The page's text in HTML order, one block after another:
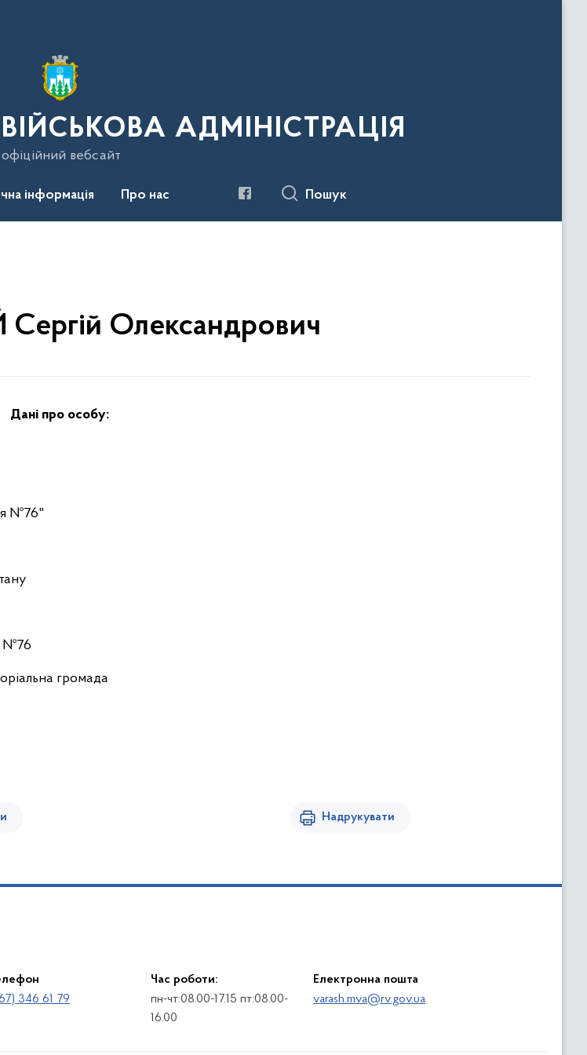
АДМІНІСТРАЦІЯ
офіційний вебсайт
інформація Про нас Пошук
Олександрович
Дані про особу:
№76"
№76
громада
Надрукувати
346 61 79
Час роботи:
пн-чт:08.00-17.15 пт:08.00-
16.00
Електронна пошта
varash.mva@rv.gov.ua